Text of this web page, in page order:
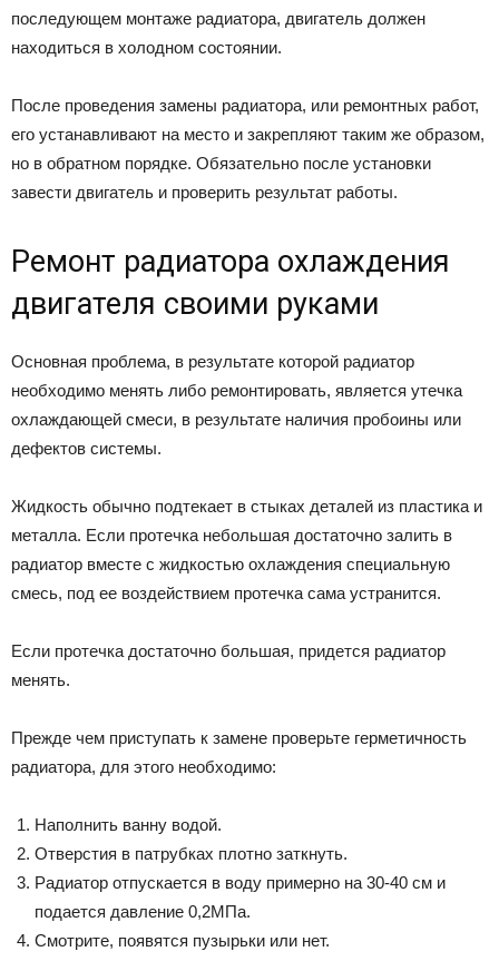
последующем монтаже радиатора, двигатель должен
находиться в холодном состоянии.
После проведения замены радиатора, или ремонтных работ,
его устанавливают на место и закрепляют таким же образом,
но в обратном порядке. Обязательно после установки
завести двигатель и проверить результат работы.
Ремонт радиатора охлаждения
двигателя своими руками
Основная проблема, в результате которой радиатор
необходимо менять либо ремонтировать, является утечка
охлаждающей смеси, в результате наличия пробоины или
дефектов системы.
Жидкость обычно подтекает в стыках деталей из пластика и
металла. Если протечка небольшая достаточно залить в
радиатор вместе с жидкостью охлаждения специальную
смесь, под ее воздействием протечка сама устранится.
Если протечка достаточно большая, придется радиатор
менять.
Прежде чем приступать к замене проверьте герметичность
радиатора, для этого необходимо:
Наполнить ванну водой.
Отверстия в патрубках плотно заткнуть.
Радиатор отпускается в воду примерно на 30-40 см и
подается давление 0,2МПа.
Смотрите, появятся пузырьки или нет.